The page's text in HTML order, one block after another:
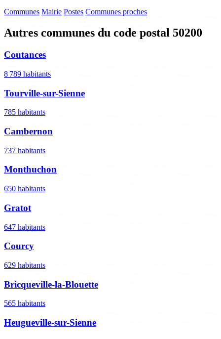
Communes Mairie Postes Communes proches
Autres communes du code postal 50200
Coutances
8 789 habitants
Tourville-sur-Sienne
785 habitants
Cambernon
737 habitants
Monthuchon
650 habitants
Gratot
647 habitants
Courcy
629 habitants
Bricqueville-la-Blouette
565 habitants
Heugueville-sur-Sienne